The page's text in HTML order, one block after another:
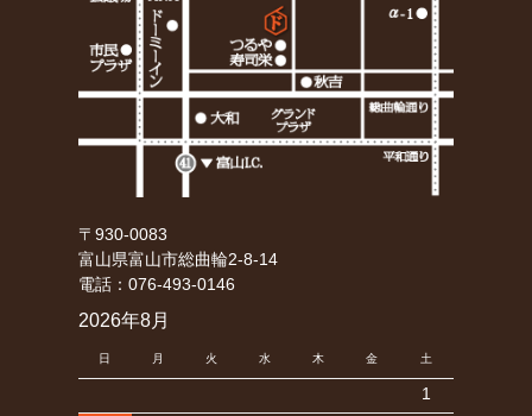
〒930-0083
富山県富山市総曲輪2-8-14
電話：076-493-0146
2026年8月
日 月 火 水 木 金 土
1